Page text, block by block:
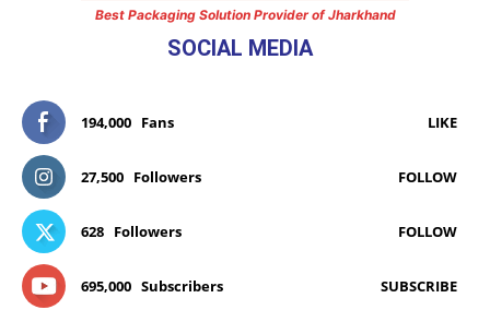
Best Packaging Solution Provider of Jharkhand
SOCIAL MEDIA
194,000 Fans LIKE
27,500 Followers FOLLOW
628 Followers FOLLOW
695,000 Subscribers SUBSCRIBE